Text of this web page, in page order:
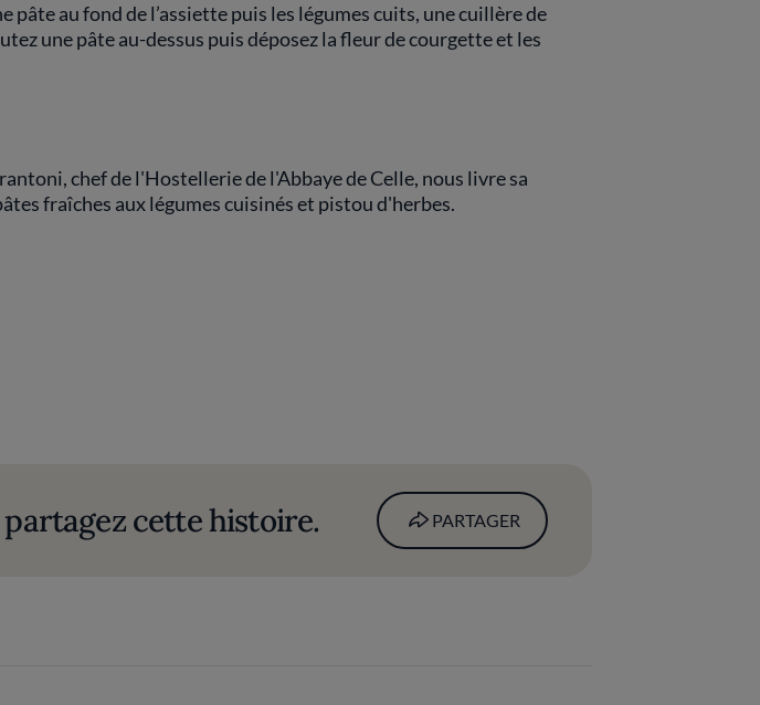
pâte au fond de l’assiette puis les légumes cuits, une cuillère de
une pâte au-dessus puis déposez la fleur de courgette et les
chef de l'Hostellerie de l'Abbaye de Celle, nous livre sa
fraîches aux légumes cuisinés et pistou d'herbes.
partagez cette histoire. PARTAGER